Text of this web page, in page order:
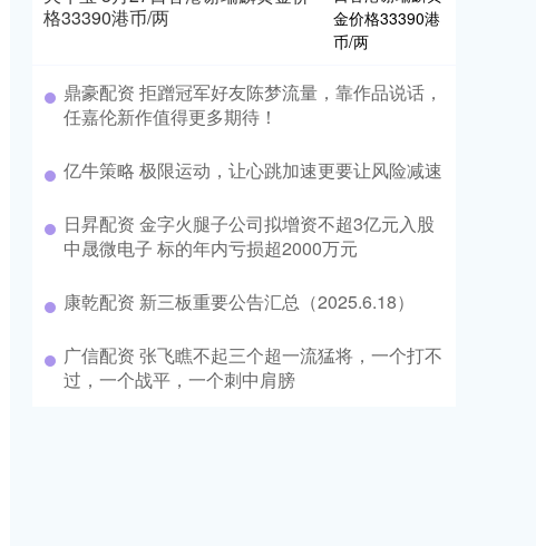
格33390港币/两
鼎豪配资 拒蹭冠军好友陈梦流量，靠作品说话，
任嘉伦新作值得更多期待！
亿牛策略 极限运动，让心跳加速更要让风险减速
日昇配资 金字火腿子公司拟增资不超3亿元入股
中晟微电子 标的年内亏损超2000万元
康乾配资 新三板重要公告汇总（2025.6.18）
广信配资 张飞瞧不起三个超一流猛将，一个打不
过，一个战平，一个刺中肩膀